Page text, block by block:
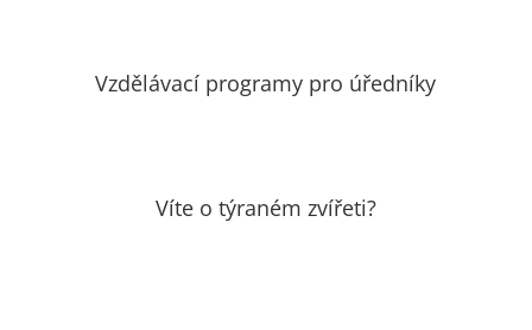
Vzdělávací programy pro úředníky
Víte o týraném zvířeti?